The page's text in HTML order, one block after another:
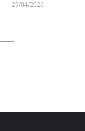
29/04/2026